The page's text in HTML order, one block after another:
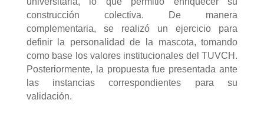
construcción colectiva. De manera
complementaria, se realizó un ejercicio para
definir la personalidad de la mascota, tomando
como base los valores institucionales del TUVCH.
Posteriormente, la propuesta fue presentada ante
las instancias correspondientes para su
validación.